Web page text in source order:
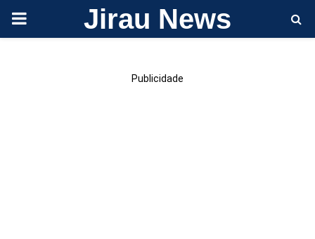
PRIMARY Jirau News
Publicidade